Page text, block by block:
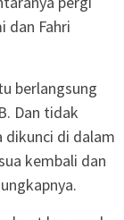
dan Fahri
berlangsung
Dan tidak
dikunci di dalam
kembali dan